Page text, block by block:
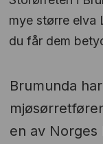
mye større elva
du får dem
Brumunda
en av